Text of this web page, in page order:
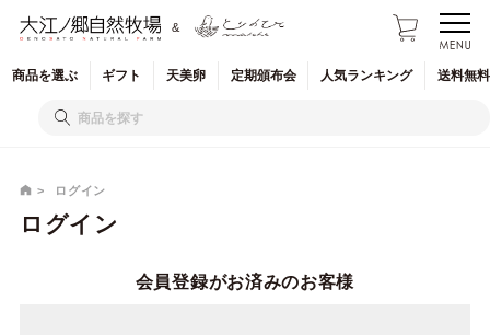
&
商品を選ぶ ギフト 天美卵 定期頒布会 人気ランキング 送料無
ログイン
ログイン
会員登録がお済みのお客様